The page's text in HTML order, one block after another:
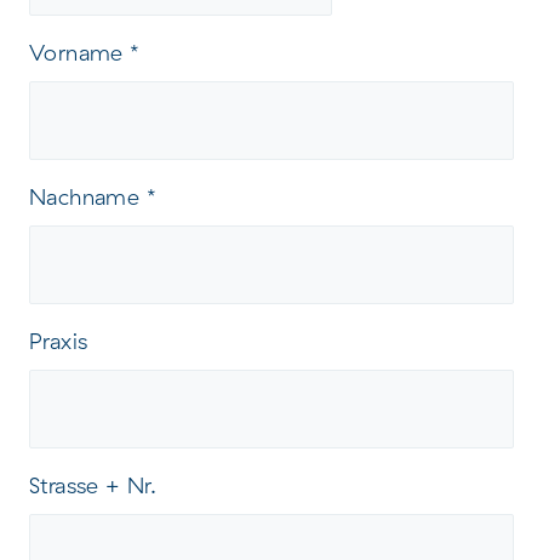
Vorname *
Nachname *
Praxis
Strasse + Nr.